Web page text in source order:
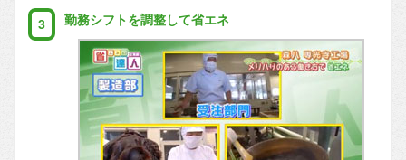
3 勤務シフトを調整して省エネ